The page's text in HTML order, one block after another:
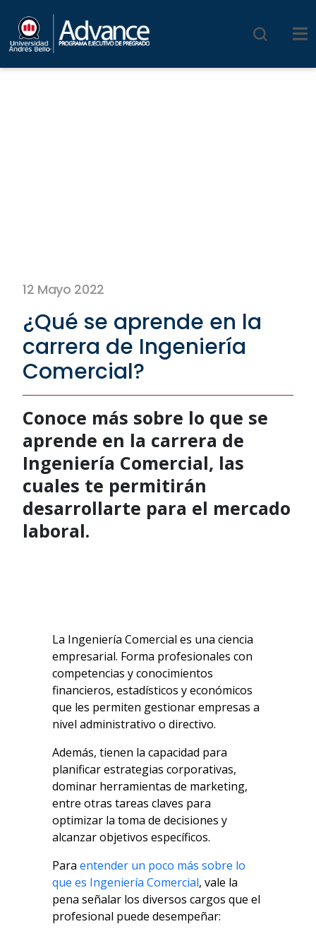
12 Mayo 2022
¿Qué se aprende en la
carrera de Ingeniería
Comercial?
Conoce más sobre lo que se
aprende en la carrera de
Ingeniería Comercial, las
cuales te permitirán
desarrollarte para el mercado
laboral.
La Ingeniería Comercial es una ciencia
empresarial. Forma profesionales con
competencias y conocimientos
financieros, estadísticos y económicos
que les permiten gestionar empresas a
nivel administrativo o directivo.
Además, tienen la capacidad para
planificar estrategias corporativas,
dominar herramientas de marketing,
entre otras tareas claves para
optimizar la toma de decisiones y
alcanzar objetivos específicos.
Para entender un poco más sobre lo
que es Ingeniería Comercial, vale la
pena señalar los diversos cargos que el
profesional puede desempeñar: